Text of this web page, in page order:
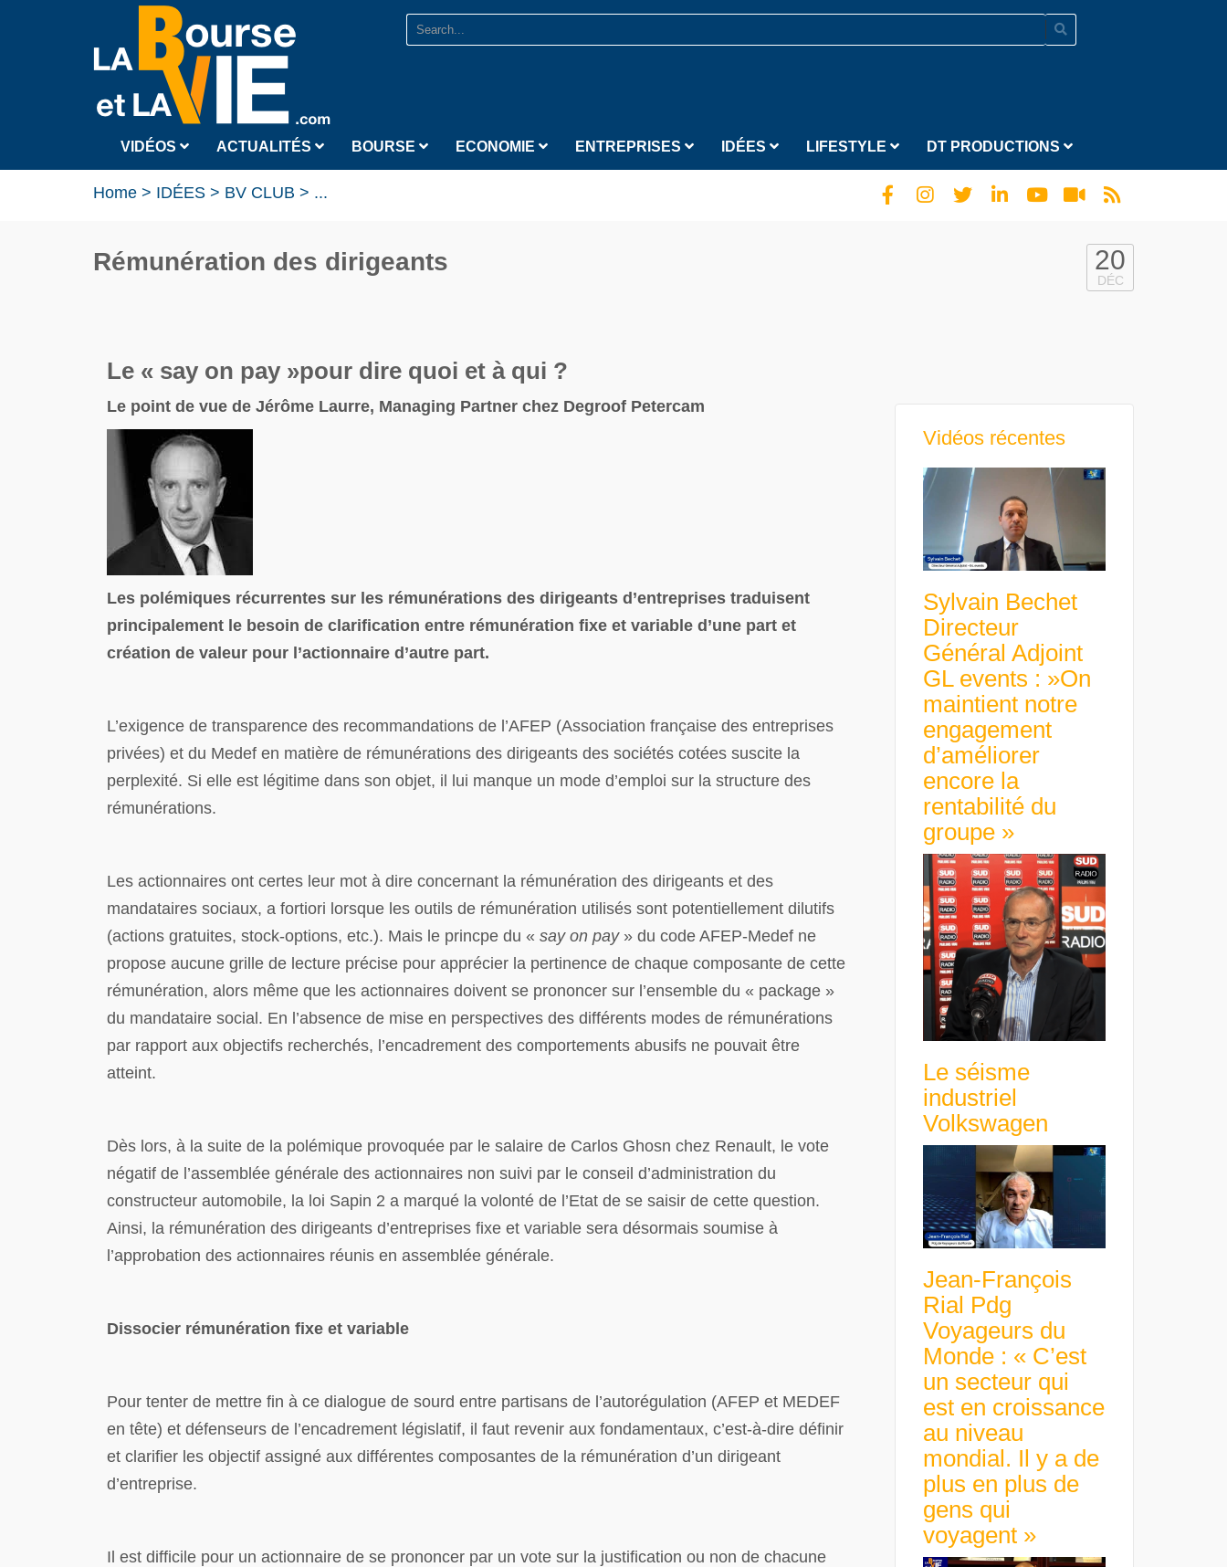
VIDÉOS ACTUALITÉS BOURSE ECONOMIE ENTREPRISES IDÉES LIFESTYLE DT PRODUCTIONS
Home > IDÉES > BV CLUB > ...
Rémunération des dirigeants 20
DÉC
Le « say on pay »pour dire quoi et à qui ?
Le point de vue de Jérôme Laurre, Managing Partner chez Degroof Petercam
Les polémiques récurrentes sur les rémunérations des dirigeants d’entreprises traduisent
principalement le besoin de clarification entre rémunération fixe et variable d’une part et
création de valeur pour l’actionnaire d’autre part.
L’exigence de transparence des recommandations de l’AFEP (Association française des entreprises
privées) et du Medef en matière de rémunérations des dirigeants des sociétés cotées suscite la
perplexité. Si elle est légitime dans son objet, il lui manque un mode d’emploi sur la structure des
rémunérations.
Les actionnaires ont certes leur mot à dire concernant la rémunération des dirigeants et des
mandataires sociaux, a fortiori lorsque les outils de rémunération utilisés sont potentiellement dilutifs
(actions gratuites, stock-options, etc.). Mais le princpe du « sayon pay» du code AFEP-Medef ne
propose aucune grille de lecture précise pour apprécier la pertinence de chaque composante de cette
rémunération, alors même que les actionnaires doivent se prononcer sur l’ensemble du « package »
du mandataire social. En l’absence de mise en perspectives des différents modes de rémunérations
par rapport aux objectifs recherchés, l’encadrement des comportements abusifs ne pouvait être
atteint.
Dès lors, à la suite de la polémique provoquée par le salaire de Carlos Ghosn chez Renault, le vote
négatif de l’assemblée générale des actionnaires non suivi par le conseil d’administration du
constructeur automobile, la loi Sapin 2 a marqué la volonté de l’Etat de se saisir de cette question.
Ainsi, la rémunération des dirigeants d’entreprises fixe et variable sera désormais soumise à
l’approbation des actionnaires réunis en assemblée générale.
Dissocier rémunération fixe et variable
Pour tenter de mettre fin à ce dialogue de sourd entre partisans de l’autorégulation (AFEP et MEDEF
en tête) et défenseurs de l’encadrement législatif, il faut revenir aux fondamentaux, c’est-à-dire définir
et clarifier les objectif assigné aux différentes composantes de la rémunération d’un dirigeant
d’entreprise.
Il est difficile pour un actionnaire de se prononcer par un vote sur la justification ou non de chacune
Vidéos récentes
Sylvain Bechet
Directeur
Général Adjoint
GL events : »On
maintient notre
engagement
d’améliorer
encore la
rentabilité du
groupe »
Le séisme
industriel
Volkswagen
Jean-François
Rial Pdg
Voyageurs du
Monde : « C’est
un secteur qui
est en croissance
au niveau
mondial. Il y a de
plus en plus de
gens qui
voyagent »